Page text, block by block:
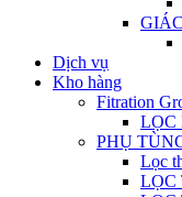
Dịch vụ
Kho hàng
Fitration
LỌC
PHỤ
Lọc
LỌC